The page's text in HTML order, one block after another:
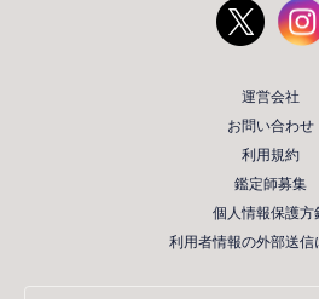
運営会社
お問い合わせ
利用規約
鑑定師募集
個人情報保護方
利用者情報の外部送信